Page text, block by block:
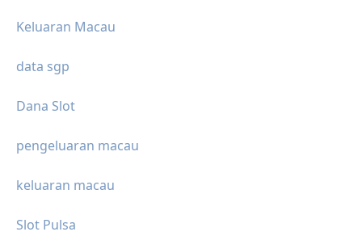
Keluaran Macau
data sgp
Dana Slot
pengeluaran macau
keluaran macau
Slot Pulsa